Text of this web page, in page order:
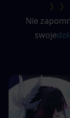
》 》
Nie
swoje